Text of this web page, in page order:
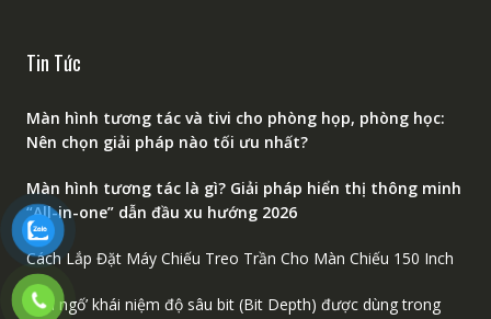
Tin Tức
Màn hình tương tác và tivi cho phòng họp, phòng học:
Nên chọn giải pháp nào tối ưu nhất?
Màn hình tương tác là gì? Giải pháp hiển thị thông minh
“All-in-one” dẫn đầu xu hướng 2026
Cách Lắp Đặt Máy Chiếu Treo Trần Cho Màn Chiếu 150 Inch
‘Giải ngố’ khái niệm độ sâu bit (Bit Depth) được dùng trong